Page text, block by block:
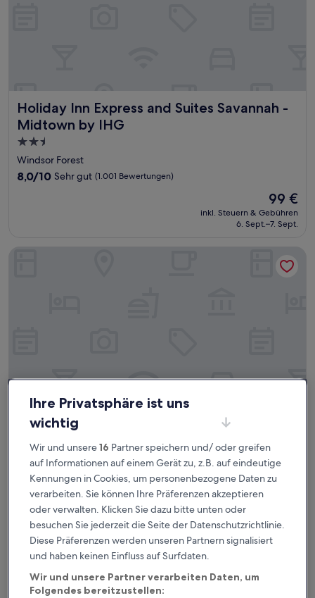
Holiday Inn Express and Suites Savannah -
Midtown by IHG
Holiday Inn Express and Suites Savannah - Midtown by
2.5-
Sterne-
Unterkunft
Windsor Forest
8.0
Bewertungen)
8,0/10 Sehr gut (1.001 Bewertungen)
Der
Preis
beträgt
99 €
inkl. Steuern & Gebühren
6. Sept.–7. Sept.
TownePlace Suites by Marriott Savannah
Midtown
TownePlace Suites by Marriott Savannah Midtown
3.0-
Sterne-
Unterkunft
Windsor Forest
8.2
von
Sehr
(501
Bewertungen)
8,2/10 Sehr gut (501 Bewertungen)
Der
Preis
beträgt
93 €
inkl. Steuern & Gebühren
10. Aug.–11. Aug.
TownePlace Suites by Marriott Savannah Midtown
Relax Inn
Ihre Privatsphäre ist uns
wichtig
Wir und unsere16 Partner speichern und/ oder greifen
auf Informationen auf einem Gerät zu, z.B. auf eindeutige
Kennungen in Cookies, um personenbezogene Daten zu
verarbeiten. Sie können Ihre Präferenzen akzeptieren
oder verwalten. Klicken Sie dazu bitte unten oder
besuchen Sie jederzeit die Seite der Datenschutzrichtlinie.
Diese Präferenzen werden unseren Partnern signalisiert
und haben keinen Einfluss auf Surfdaten.
Wir und unsere Partner verarbeiten Daten, um
Folgendes bereitzustellen: